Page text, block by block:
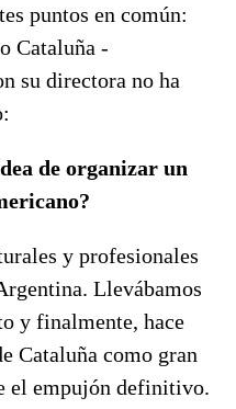
puntos en común:
Cataluña -
su directora no ha
de organizar un
y profesionales
Llevábamos
y finalmente, hace
Cataluña como gran
el empujón definitivo.